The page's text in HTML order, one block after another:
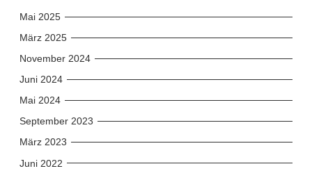
Mai 2025
März 2025
November 2024
Juni 2024
Mai 2024
September 2023
März 2023
Juni 2022